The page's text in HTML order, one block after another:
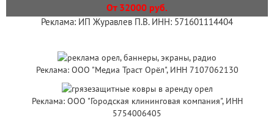
От 32000 руб.
Реклама: ИП Журавлев П.В. ИНН: 571601114404
Реклама: ООО "Медиа Траст Орёл", ИНН 7107062130
Реклама: ООО "Городская клининговая компания", ИНН
5754006405